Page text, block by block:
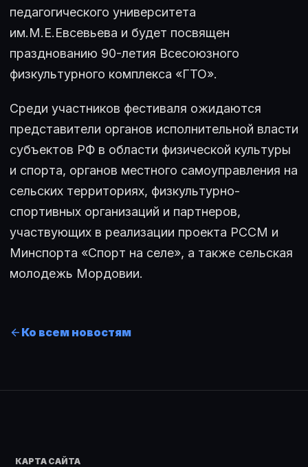
педагогического университета
им.М.Е.Евсевьева и будет посвящен
празднованию 90-летия Всесоюзного
физкультурного комплекса «ГТО».
Среди участников фестиваля ожидаются
представители органов исполнительной власти
субъектов РФ в области физической культуры
и спорта, органов местного самоуправления на
сельских территориях, физкультурно-
спортивных организаций и партнеров,
участвующих в реализации проекта РССМ и
Минспорта «Спорт на селе», а также сельская
молодежь Мордовии.
Ко всем новостям
КАРТА САЙТА